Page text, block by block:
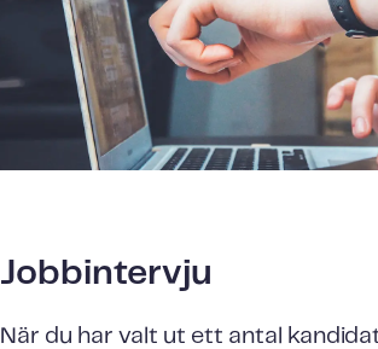
Jobbintervju
När du har valt ut ett antal